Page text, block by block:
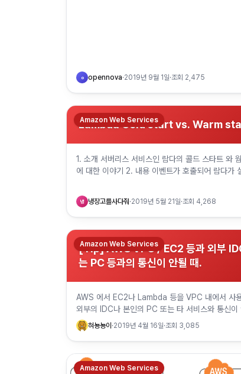
o opennova·2019년 9월 1일·조회 2,475
Lambda Cold start vs. Warm
Amazon Web Services
1. 소개 서버리스 서비스인 람다의 콜드 스타트 와
에 대한 이야기 2. 내용 이벤트가 호출되어 람다가
정 및 부트스트래…
냉 냉장고를사다줘·2019년 5월 21일·조회 4,268
[Tip] AWS VPC / EC2 등과 외부
는 PC 등과의 통신이 안될 때.
Amazon Web Services
AWS 에서 EC2나 Lambda 등을 VPC 내에서 사용
외부의 IDC나 본인의 PC 또는 타 서비스와 통신이
가 있다. 방화벽이나 Security Group 등도 다 열려
왜…
혀뇽뇽이·2019년 4월 16일·조회 3,085
Amazon Web Services